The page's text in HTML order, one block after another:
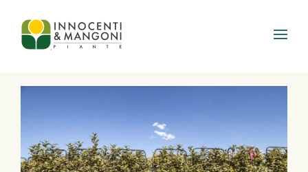
Skip to main content